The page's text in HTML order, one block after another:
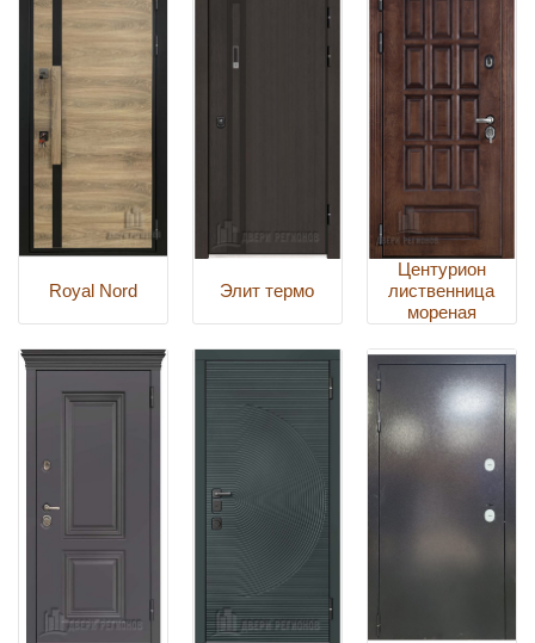
Royal Nord Элит термо
Центурион
лиственница
мореная